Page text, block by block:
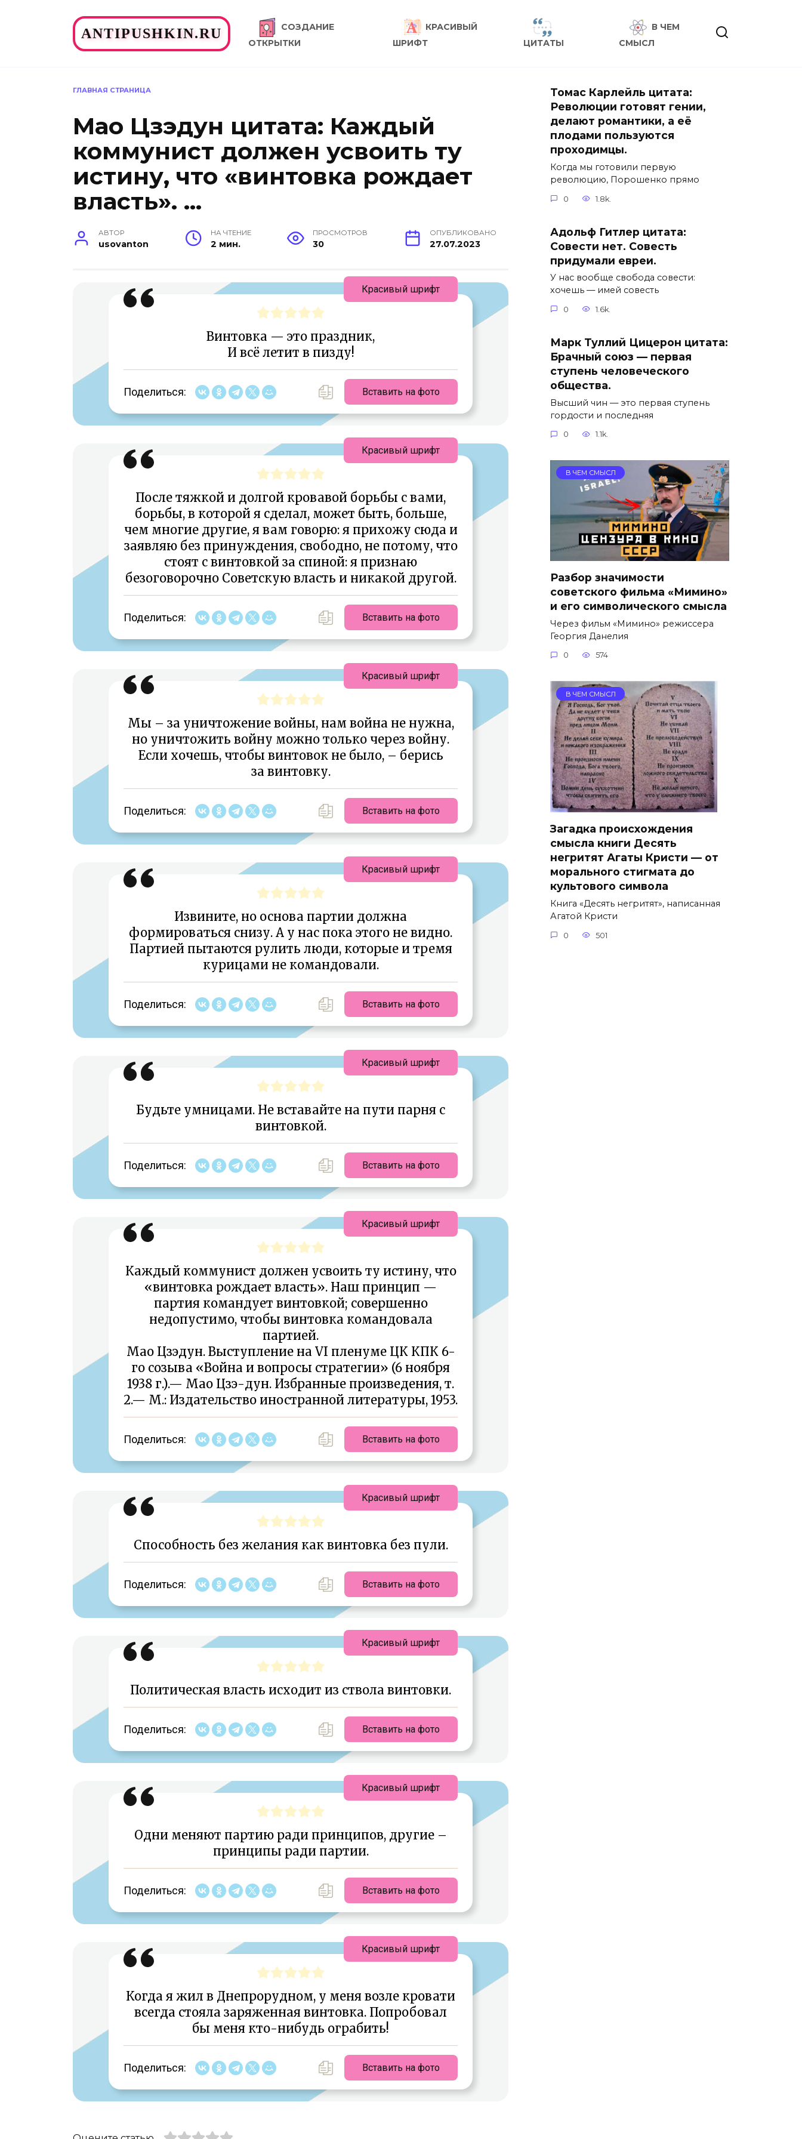
ANTIPUSHKIN.RU
СОЗДАНИЕ
ОТКРЫТКИ
КРАСИВЫЙ
ШРИФТ
ЦИТАТЫ
В ЧЕМ
СМЫСЛ
ГЛАВНАЯ СТРАНИЦА
Мао Цзэдун цитата: Каждый
коммунист должен усвоить ту
истину, что «винтовка рождает
власть». …
АВТОР
usovanton
НА ЧТЕНИЕ
2 мин.
ПРОСМОТРОВ
30
ОПУБЛИКОВАНО
27.07.2023
Винтовка — это праздник,
И всё летит в пизду!
Поделиться: Вставить на фото
Красивый шрифт
После тяжкой и долгой кровавой борьбы с вами,
борьбы, в которой я сделал, может быть, больше,
чем многие другие, я вам говорю: я прихожу сюда и
заявляю без принуждения, свободно, не потому, что
стоят с винтовкой за спиной: я признаю
безоговорочно Советскую власть и никакой другой.
Поделиться: Вставить на фото
Красивый шрифт
Мы – за уничтожение войны, нам война не нужна,
но уничтожить войну можно только через войну.
Если хочешь, чтобы винтовок не было, – берись
за винтовку.
Поделиться: Вставить на фото
Красивый шрифт
Извините, но основа партии должна
формироваться снизу. А у нас пока этого не видно.
Партией пытаются рулить люди, которые и тремя
курицами не командовали.
Поделиться: Вставить на фото
Красивый шрифт
Будьте умницами. Не вставайте на пути парня с
винтовкой.
Поделиться: Вставить на фото
Красивый шрифт
Каждый коммунист должен усвоить ту истину, что
«винтовка рождает власть». Наш принцип —
партия командует винтовкой; совершенно
недопустимо, чтобы винтовка командовала
партией.
Мао Цзэдун. Выступление на VI пленуме ЦК КПК 6-
го созыва «Война и вопросы стратегии» (6 ноября
1938 г.).— Мао Цзэ-дун. Избранные произведения, т.
2.— М.: Издательство иностранной литературы, 1953.
Поделиться: Вставить на фото
Красивый шрифт
Способность без желания как винтовка без пули.
Поделиться: Вставить на фото
Красивый шрифт
Политическая власть исходит из ствола винтовки.
Поделиться: Вставить на фото
Красивый шрифт
Одни меняют партию ради принципов, другие –
принципы ради партии.
Поделиться: Вставить на фото
Красивый шрифт
Когда я жил в Днепрорудном, у меня возле кровати
всегда стояла заряженная винтовка. Попробовал
бы меня кто-нибудь ограбить!
Поделиться: Вставить на фото
Красивый шрифт
Томас Карлейль цитата:
Революции готовят гении,
делают романтики, а её
плодами пользуются
проходимцы.
Когда мы готовили первую
революцию, Порошенко прямо
0 1.8k.
Адольф Гитлер цитата:
Совести нет. Совесть
придумали евреи.
У нас вообще свобода совести:
хочешь — имей совесть
0 1.6k.
Марк Туллий Цицерон цитата:
Брачный союз — первая
ступень человеческого
общества.
Высший чин — это первая ступень
гордости и последняя
0 1.1k.
В ЧЕМ СМЫСЛ
Разбор значимости
советского фильма «Мимино»
и его символического смысла
Через фильм «Мимино» режиссера
Георгия Данелия
0 574
В ЧЕМ СМЫСЛ
Загадка происхождения
смысла книги Десять
негритят Агаты Кристи — от
морального стигмата до
культового символа
Книга «Десять негритят», написанная
Агатой Кристи
0 501